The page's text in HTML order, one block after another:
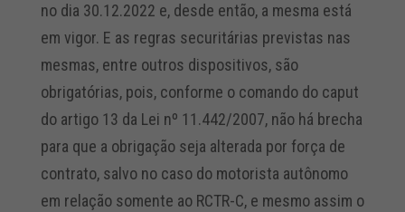
no dia 30.12.2022 e, desde então, a mesma está
em vigor. E as regras securitárias previstas nas
mesmas, entre outros dispositivos, são
obrigatórias, pois, conforme o comando do caput
do artigo 13 da Lei nº 11.442/2007, não há brecha
para que a obrigação seja alterada por força de
contrato, salvo no caso do motorista autônomo
em relação somente ao RCTR-C, e mesmo assim o